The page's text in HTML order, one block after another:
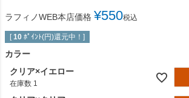
ラフィノWEB本店価格 ¥550税込
[ 10 ﾎﾟｲﾝﾄ(円)還元中！]
カラー
クリア×イエロー
在庫数 1